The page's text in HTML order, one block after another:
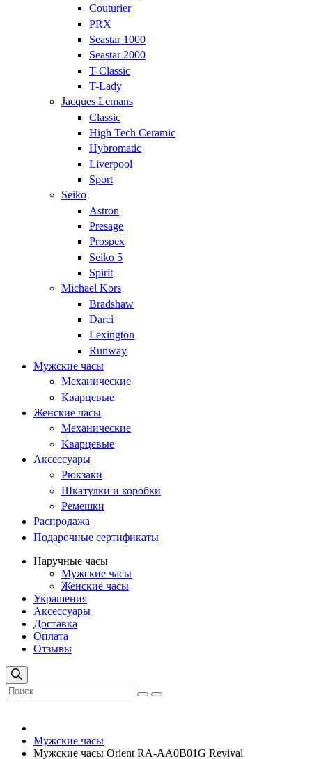
Couturier
PRX
Seastar 1000
Seastar 2000
T-Classic
T-Lady
Jacques Lemans
Classic
High Tech Ceramic
Hybromatic
Liverpool
Sport
Seiko
Astron
Presage
Prospex
Seiko 5
Spirit
Michael Kors
Bradshaw
Darci
Lexington
Runway
Мужские часы
Механические
Кварцевые
Женские часы
Механические
Кварцевые
Аксессуары
Рюкзаки
Шкатулки и коробки
Ремешки
Распродажа
Подарочные сертификаты
Наручные часы
Мужские часы
Женские часы
Украшения
Аксессуары
Доставка
Оплата
Отзывы
Мужские часы
Мужские часы Orient RA-AA0B01G Revival